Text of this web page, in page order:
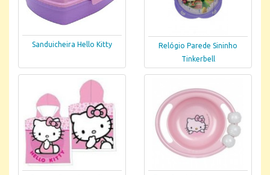
Sanduicheira Hello Kitty
Relógio Parede Sininho
Tinkerbell